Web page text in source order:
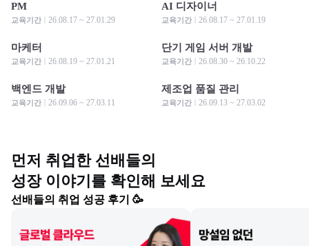
모집 중
모집 중
PM
교육기간 26.08.17 ~ 27.01.29
모집 중
모집 중
AI 디자이너
교육기간 26.08.17 ~ 27.01.19
모집 중
모집 중
마케터
교육기간 26.08.19 ~ 27.01.21
모집 중
모집 중
단기 게임 서버 개발
교육기간 26.08.30 ~ 26.10.22
모집 중
모집 중
백엔드 개발
교육기간 26.09.06 ~ 27.03.11
모집 중
모집 중
제조업 품질 관리
교육기간 26.09.13 ~ 27.03.02
먼저 취업한 선배들의
성장 이야기를 확인해 보세요
선배들의 취업 성공 후기 🥳